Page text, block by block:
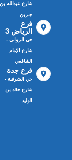
شارع عبدالله بن
جبرين
فرع
الرياض 3
حي الروابي -
شارع الإمام
الشافعي
فرع جدة
حي الشرفية -
شارع خالد بن
الوليد